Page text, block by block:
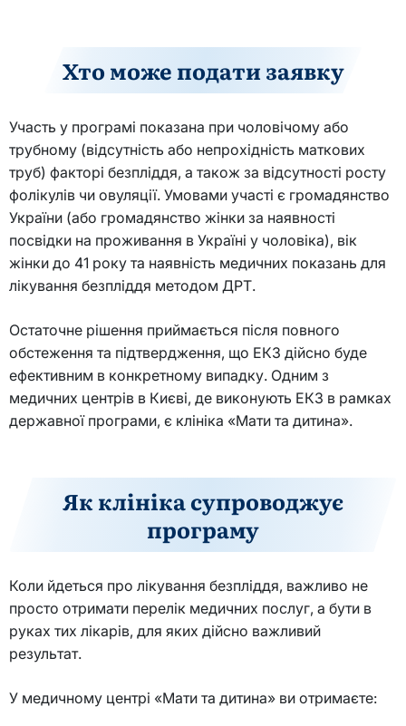
Хто може подати заявку
Участь у програмі показана при чоловічому або
трубному (відсутність або непрохідність маткових
труб) факторі безпліддя, а також за відсутності росту
фолікулів чи овуляції. Умовами участі є громадянство
України (або громадянство жінки за наявності
посвідки на проживання в Україні у чоловіка), вік
жінки до 41 року та наявність медичних показань для
лікування безпліддя методом ДРТ.
Остаточне рішення приймається після повного
обстеження та підтвердження, що ЕКЗ дійсно буде
ефективним в конкретному випадку. Одним з
медичних центрів в Києві, де виконують ЕКЗ в рамках
державної програми, є клініка «Мати та дитина».
Як клініка супроводжує
програму
Коли йдеться про лікування безпліддя, важливо не
просто отримати перелік медичних послуг, а бути в
руках тих лікарів, для яких дійсно важливий
результат.
У медичному центрі «Мати та дитина» ви отримаєте: